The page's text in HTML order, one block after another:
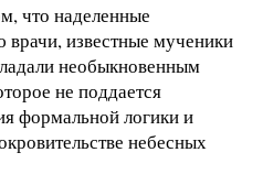
что наделенные
известные мученики
необыкновенным
не поддается
формальной логики и
небесных